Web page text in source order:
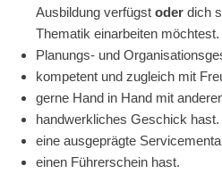
Ausbildung verfügst oder dich
Thematik einarbeiten möchtest.
Planungs- und
kompetent und zugleich mit
gerne Hand in Hand mit
handwerkliches Geschick hast.
eine ausgeprägte
einen Führerschein hast.